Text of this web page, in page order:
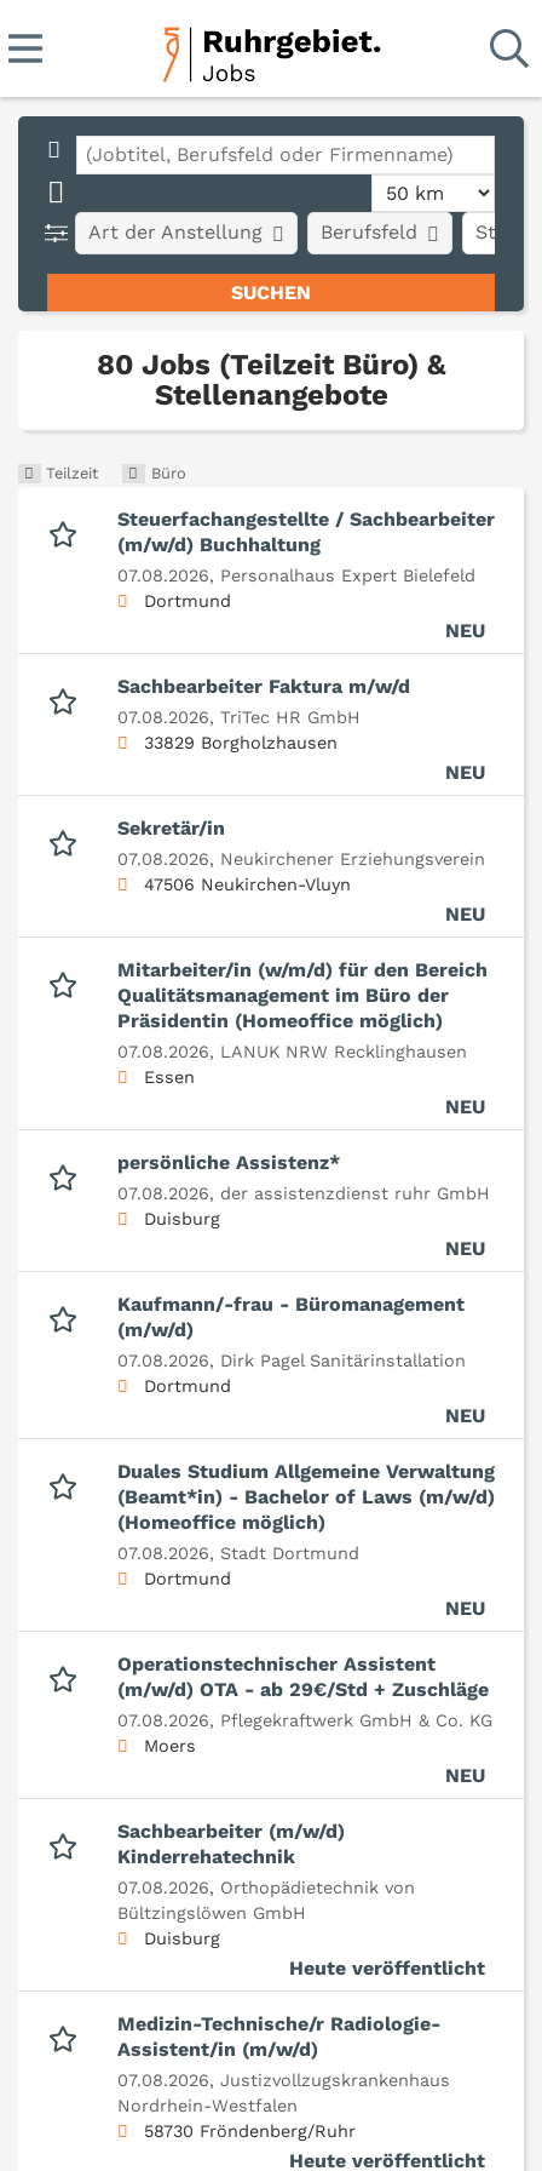
Stadt
Art der Anstellung Berufsfeld
80 Jobs (Teilzeit Büro) &
Stellenangebote
Teilzeit Büro
Steuerfachangestellte / Sachbearbeiter
(m/w/d) Buchhaltung
07.08.2026, Personalhaus Expert Bielefeld
Dortmund
NEU
Sachbearbeiter Faktura m/w/d
07.08.2026, TriTec HR GmbH
33829 Borgholzhausen
NEU
Sekretär/in
07.08.2026, Neukirchener Erziehungsverein
47506 Neukirchen-Vluyn
NEU
Mitarbeiter/in (w/m/d) für den Bereich
Qualitätsmanagement im Büro der
Präsidentin (Homeoffice möglich)
07.08.2026, LANUK NRW Recklinghausen
Essen
NEU
persönliche Assistenz*
07.08.2026, der assistenzdienst ruhr GmbH
Duisburg
NEU
Kaufmann/-frau - Büromanagement
(m/w/d)
07.08.2026, Dirk Pagel Sanitärinstallation
Dortmund
NEU
Duales Studium Allgemeine Verwaltung
(Beamt*in) - Bachelor of Laws (m/w/d)
(Homeoffice möglich)
07.08.2026, Stadt Dortmund
Dortmund
NEU
Operationstechnischer Assistent
(m/w/d) OTA - ab 29€/Std + Zuschläge
07.08.2026, Pflegekraftwerk GmbH & Co. KG
Moers
NEU
Sachbearbeiter (m/w/d)
Kinderrehatechnik
07.08.2026, Orthopädietechnik von
Bültzingslöwen GmbH
Duisburg
Heute veröffentlicht
Medizin-Technische/r Radiologie-
Assistent/in (m/w/d)
07.08.2026, Justizvollzugskrankenhaus
Nordrhein-Westfalen
58730 Fröndenberg/Ruhr
Heute veröffentlicht